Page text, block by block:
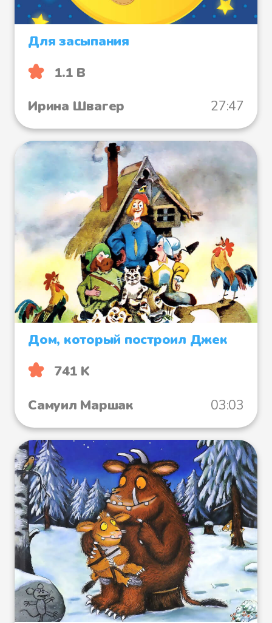
Для засыпания
1.1 B
Ирина Швагер
27:47
Дом, который построил Джек
741 K
Самуил Маршак
03:03